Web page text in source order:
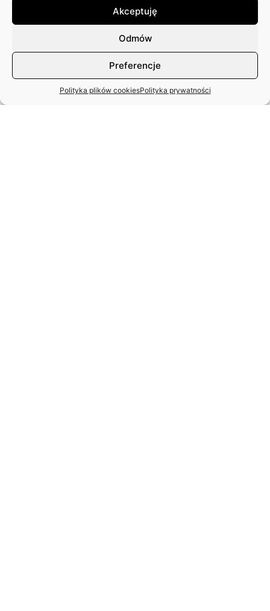
Akceptuję
Odmów
Preferencje
Polityka plików cookiesPolityka prywatności
PISMA: SCENY POLSKIE